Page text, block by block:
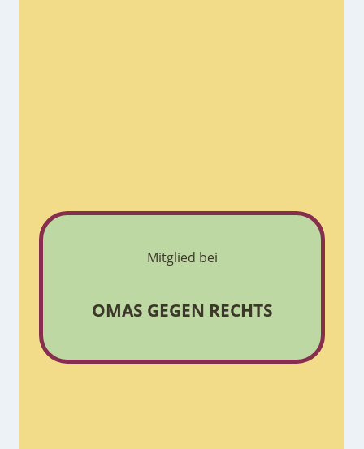
Mitglied bei
OMAS GEGEN RECHTS